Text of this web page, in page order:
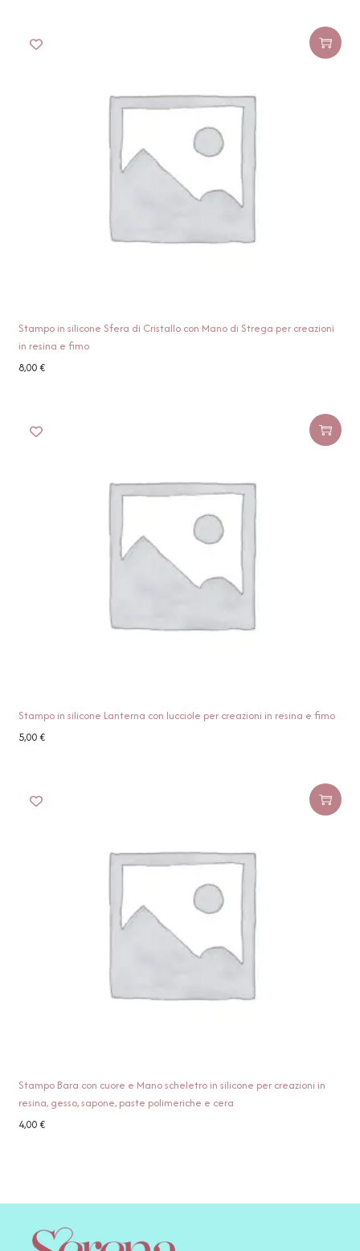
Stampo in silicone Sfera di Cristallo con Mano di Strega per creazioni
in resina e fimo
8,00€
Stampo in silicone Lanterna con lucciole per creazioni in resina e fimo
5,00€
Stampo Bara con cuore e Mano scheletro in silicone per creazioni in
resina, gesso, sapone, paste polimeriche e cera
4,00€